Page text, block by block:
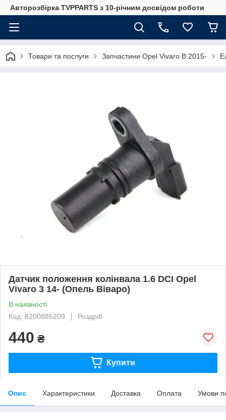
Авторозбірка TVPPARTS з 10-річним досвідом роботи
Товари та послуги Запчастини Opel Vivaro B 2015-
Датчик положення колінвала 1.6 DCI Opel
Vivaro 3 14- (Опель Віваро)
В наявності
Код: 8200885209
Роздріб
440 ₴
Купити
Опис Характеристики Доставка Оплата Умови